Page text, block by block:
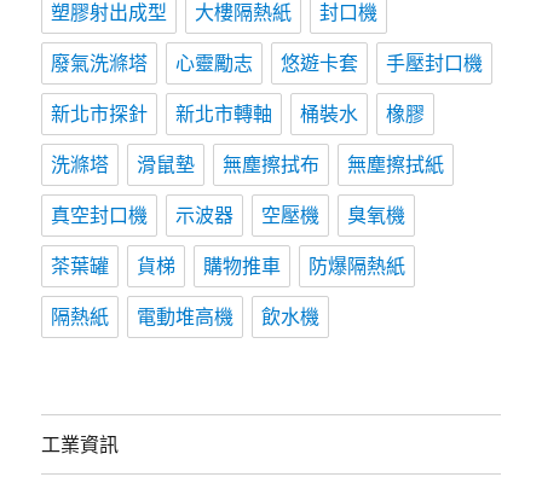
塑膠射出成型 大樓隔熱紙 封口機
廢氣洗滌塔 心靈勵志 悠遊卡套 手壓封口機
新北市探針 新北市轉軸 桶裝水 橡膠
洗滌塔 滑鼠墊 無塵擦拭布 無塵擦拭紙
真空封口機 示波器 空壓機 臭氧機
茶葉罐 貨梯 購物推車 防爆隔熱紙
隔熱紙 電動堆高機 飲水機
工業資訊